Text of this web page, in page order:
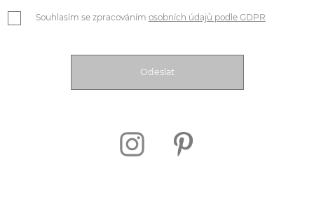
Souhlasím se zpracováním osobních údajů podle GDPR